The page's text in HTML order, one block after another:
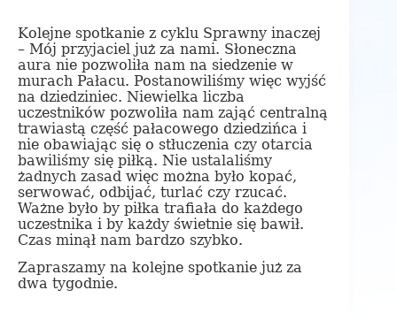
Kolejne spotkanie z cyklu Sprawny inaczej
– Mój przyjaciel już za nami. Słoneczna
aura nie pozwoliła nam na siedzenie w
murach Pałacu. Postanowiliśmy więc wyjść
na dziedziniec. Niewielka liczba
uczestników pozwoliła nam zająć centralną
trawiastą część pałacowego dziedzińca i
nie obawiając się o stłuczenia czy otarcia
bawiliśmy się piłką. Nie ustalaliśmy
żadnych zasad więc można było kopać,
serwować, odbijać, turlać czy rzucać.
Ważne było by piłka trafiała do każdego
uczestnika i by każdy świetnie się bawił.
Czas minął nam bardzo szybko.
Zapraszamy na kolejne spotkanie już za
dwa tygodnie.